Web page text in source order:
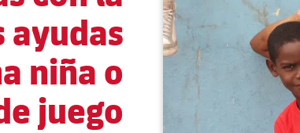
ayudas
niña o
juego